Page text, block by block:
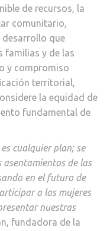
de recursos, la
comunitario,
desarrollo que
familias y de las
y compromiso
territorial,
la equidad de
fundamental de
cualquier plan; se
de las
en el futuro de
a las mujeres
nuestras
fundadora de la